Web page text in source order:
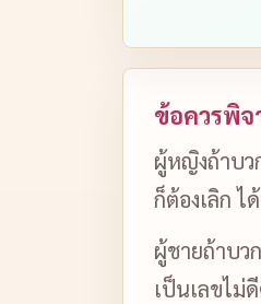
ข้อควรพิจ
ผู้หญิงถ้าบว
ก็ต้องเลิก
ผู้ชายถ้าบ
เป็นเลขไม่